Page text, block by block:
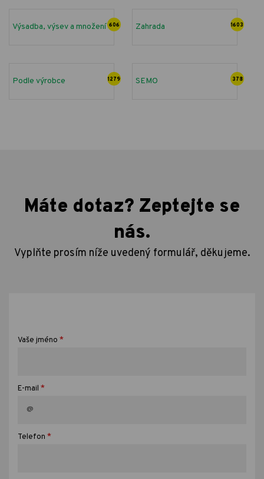
Výsadba, výsev a množení 606 Zahrada 1603
Podle výrobce 1279 SEMO 378
Máte dotaz? Zeptejte se
nás.
Vyplňte prosím níže uvedený formulář, děkujeme.
Vaše jméno *
E-mail *
Telefon *